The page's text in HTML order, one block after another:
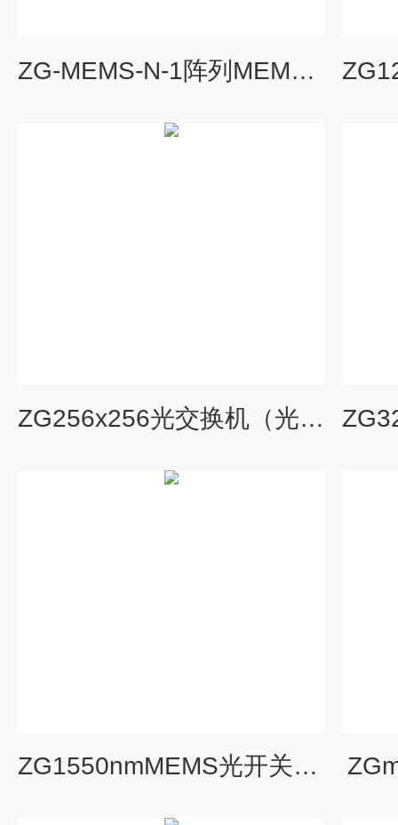
ZG-MEMS-N-1阵列MEMS光开关8x8/16x16
ZG256x256光交换机（光开关矩阵）
ZG1550nmMEMS光开关32x32